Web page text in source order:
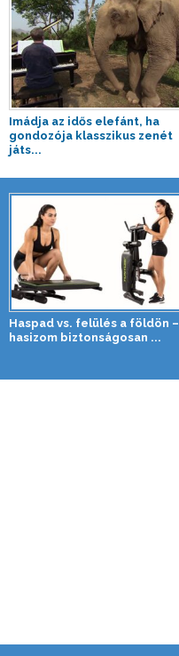
Imádja az idős elefánt, ha
gondozója klasszikus zenét
játs...
Haspad vs. felülés a földön –
hasizom biztonságosan ...